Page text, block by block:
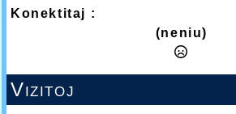
Konektitaj :
(neniu)
Vizitoj